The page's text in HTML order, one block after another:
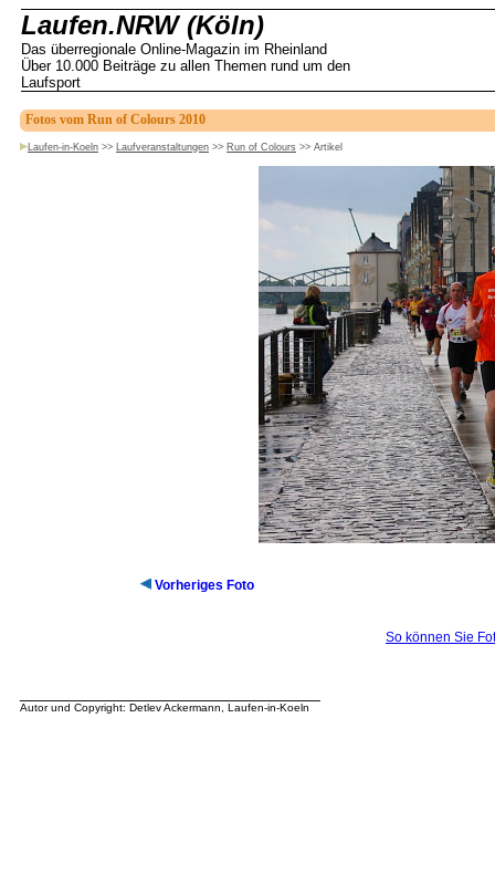
Laufen.NRW (Köln)
Das überregionale Online-Magazin im Rheinland
Über 10.000 Beiträge zu allen Themen rund um den
Laufsport
Fotos vom Run of Colours 2010
Laufen-in-Koeln >> Laufveranstaltungen >> Run of Colours >> Artikel
Vorheriges Foto
So können Sie
Autor und Copyright: Detlev Ackermann, Laufen-in-Koeln